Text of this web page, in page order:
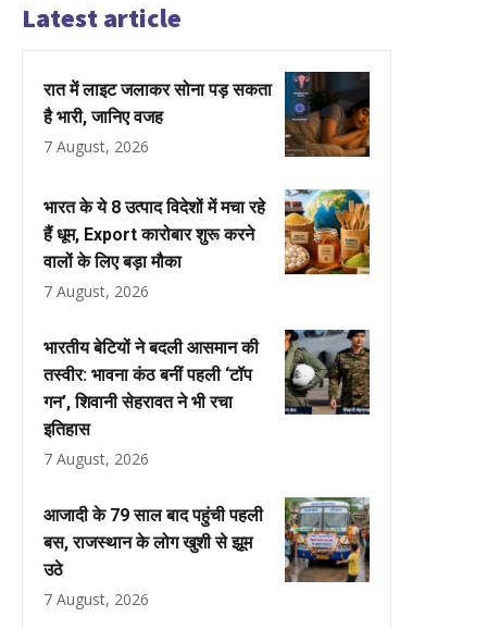
Latest article
रात में लाइट जलाकर सोना पड़ सकता
है भारी, जानिए वजह
7 August, 2026
भारत के ये 8 उत्पाद विदेशों में मचा रहे
हैं धूम, Export कारोबार शुरू करने
वालों के लिए बड़ा मौका
7 August, 2026
भारतीय बेटियों ने बदली आसमान की
तस्वीर: भावना कंठ बनीं पहली ‘टॉप
गन’, शिवानी सेहरावत ने भी रचा
इतिहास
7 August, 2026
आजादी के 79 साल बाद पहुंची पहली
बस, राजस्थान के लोग खुशी से झूम
उठे
7 August, 2026